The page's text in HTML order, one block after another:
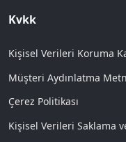
Kvkk
Kişisel Verileri Koruma
Müşteri Aydınlatma
Çerez Politikası
Kişisel Verileri Saklama